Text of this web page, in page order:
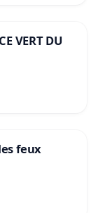
VERT DU
feux